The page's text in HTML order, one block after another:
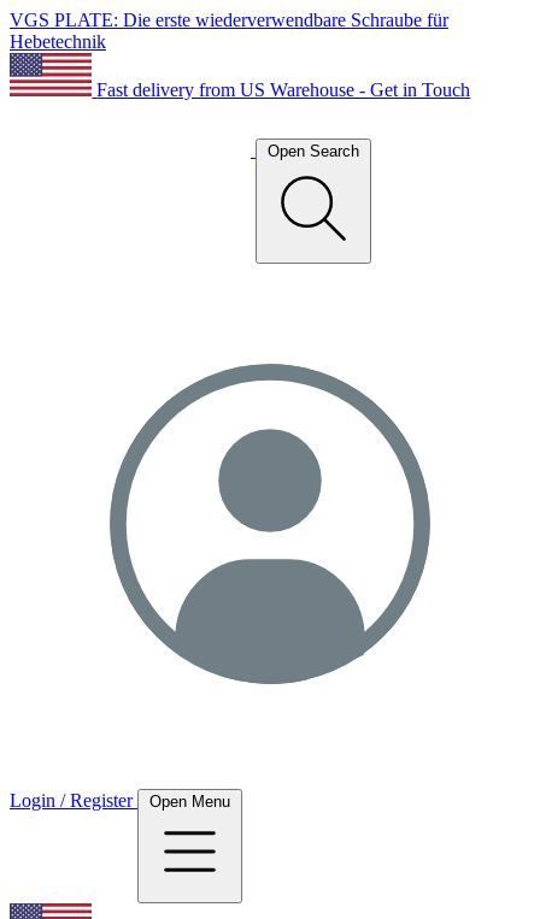
VGS PLATE: Die erste wiederverwendbare Schraube für
Hebetechnik
Fast delivery from US Warehouse - Get in Touch
Open Search
Login / Register Open Menu